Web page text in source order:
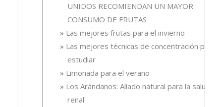
UNIDOS RECOMIENDAN UN MAYOR
CONSUMO DE FRUTAS
Las mejores frutas para el invierno
Las mejores técnicas de concentración para
estudiar
Limonada para el verano
Los Arándanos: Aliado natural para la salud
renal